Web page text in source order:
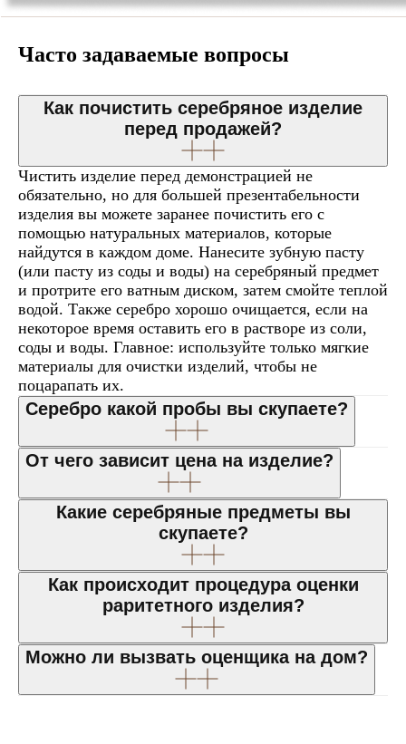
Часто задаваемые вопросы
Как почистить серебряное изделие
перед продажей?
Чистить изделие перед демонстрацией не
обязательно, но для большей презентабельности
изделия вы можете заранее почистить его с
помощью натуральных материалов, которые
найдутся в каждом доме. Нанесите зубную пасту
(или пасту из соды и воды) на серебряный предмет
и протрите его ватным диском, затем смойте теплой
водой. Также серебро хорошо очищается, если на
некоторое время оставить его в растворе из соли,
соды и воды. Главное: используйте только мягкие
материалы для очистки изделий, чтобы не
поцарапать их.
Серебро какой пробы вы скупаете?
От чего зависит цена на изделие?
Какие серебряные предметы вы
скупаете?
Как происходит процедура оценки
раритетного изделия?
Можно ли вызвать оценщика на дом?